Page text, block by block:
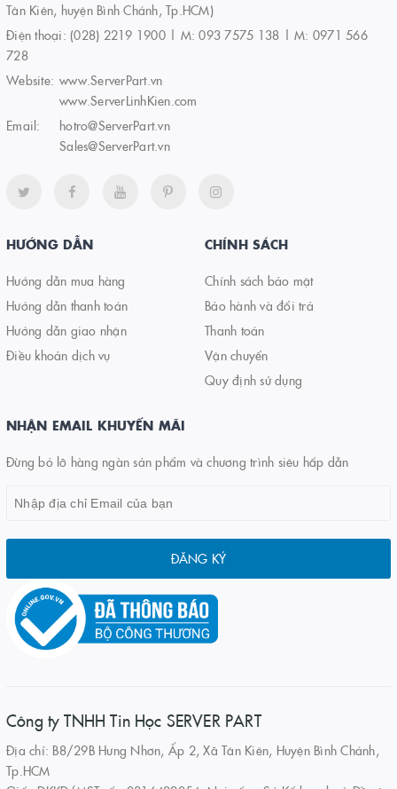
Tân Kiên, huyện Bình Chánh, Tp.HCM)
Điện thoại: (028) 2219 1900 | M: 093 7575 138 | M: 0971 566
728
Website: www.ServerPart.vn
www.ServerLinhKien.com
Email:
hotro@ServerPart.vn
Sales@ServerPart.vn
HƯỚNG DẪN
Hướng dẫn mua hàng
Hướng dẫn thanh toán
Hướng dẫn giao nhận
Điều khoản dịch vụ
CHÍNH SÁCH
Chính sách bảo mật
Bảo hành và đổi trả
Thanh toán
Vận chuyển
Quy định sử dụng
NHẬN EMAIL KHUYẾN MÃI
Đừng bỏ lỡ hàng ngàn sản phẩm và chương trình siêu hấp dẫn
ĐĂNG KÝ
Công ty TNHH Tin Học SERVER PART
Địa chỉ: B8/29B Hưng Nhơn, Ấp 2, Xã Tân Kiên, Huyện Bình Chánh,
Tp.HCM